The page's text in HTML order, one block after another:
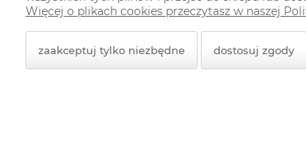
© 2026 zielonekoty.pl. Wszelkie prawa
Więcej o plikach cookies przeczytasz w naszej
zaakceptuj tylko niezbędne dostosuj zgody